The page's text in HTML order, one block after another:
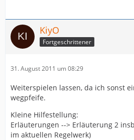
KiyO
Fortgeschrittener
31. August 2011 um 08:29
Weiterspielen lassen, da ich sonst
wegpfeife.
Kleine Hilfestellung:
Erläuterungen --> Erläuterung 2
im aktuellen Regelwerk)